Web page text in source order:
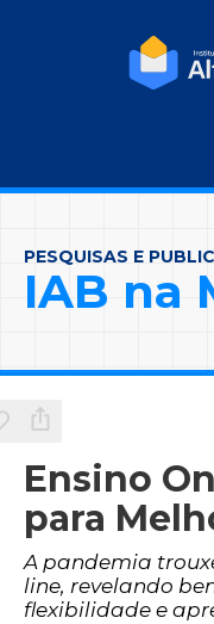
PESQUISAS E
IAB na
Ensino
para
A pandemia
line, revelando
flexibilidade e